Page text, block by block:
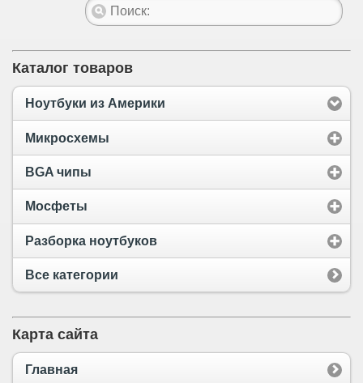
Каталог товаров
Ноутбуки из Америки
Микросхемы
BGA чипы
Мосфеты
Разборка ноутбуков
Все категории
Карта сайта
Главная